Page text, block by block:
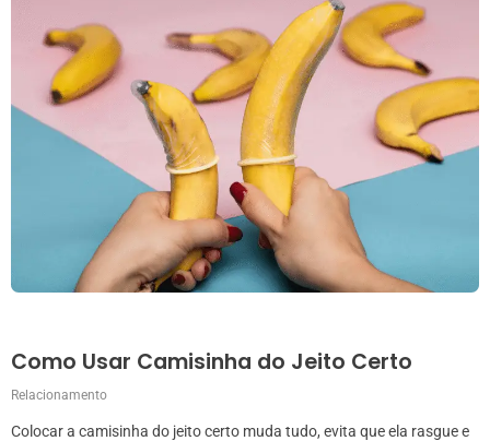
Como Usar Camisinha do Jeito Certo
Relacionamento
Colocar a camisinha do jeito certo muda tudo, evita que ela rasgue e